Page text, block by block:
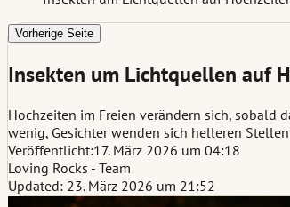
Vorherige Seite
Insekten um Lichtquellen auf
Hochzeiten im Freien verändern sich, sobald
wenig, Gesichter wenden sich helleren
Veröffentlicht:17. März 2026 um 04:18
Loving Rocks - Team
Updated: 23. März 2026 um 21:52